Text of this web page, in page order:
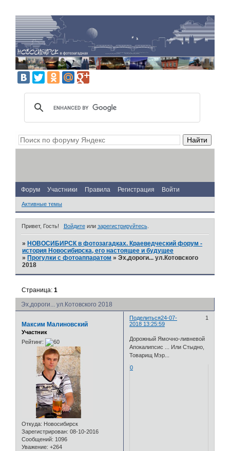
Форум Участники Правила Регистрация Войти
Активные темы
Привет, Гость! Войдитеили зарегистрируйтесь.
» НОВОСИБИРСК в фотозагадках. Краеведческий форум -
история Новосибирска, его настоящее и будущее
» Прогулки с фотоаппаратом »Эх,дороги... ул.Котовского
2018
Эх,дороги... ул.Котовского 2018
Страница:1
Поделиться 1
24-07-
2018 13:25:59
Максим Малиновский
Участник
Рейтинг:
Откуда: Новосибирск
Зарегистрирован: 08-10-2016
Сообщений: 1096
Уважение: +264
Дорожный Ямочно-ливневой
Апокалипсис ... Или Стыдно,
Товарищ Мэр...
0